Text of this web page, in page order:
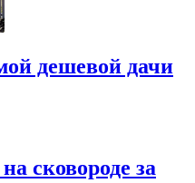
дешевой дачи
сковороде за